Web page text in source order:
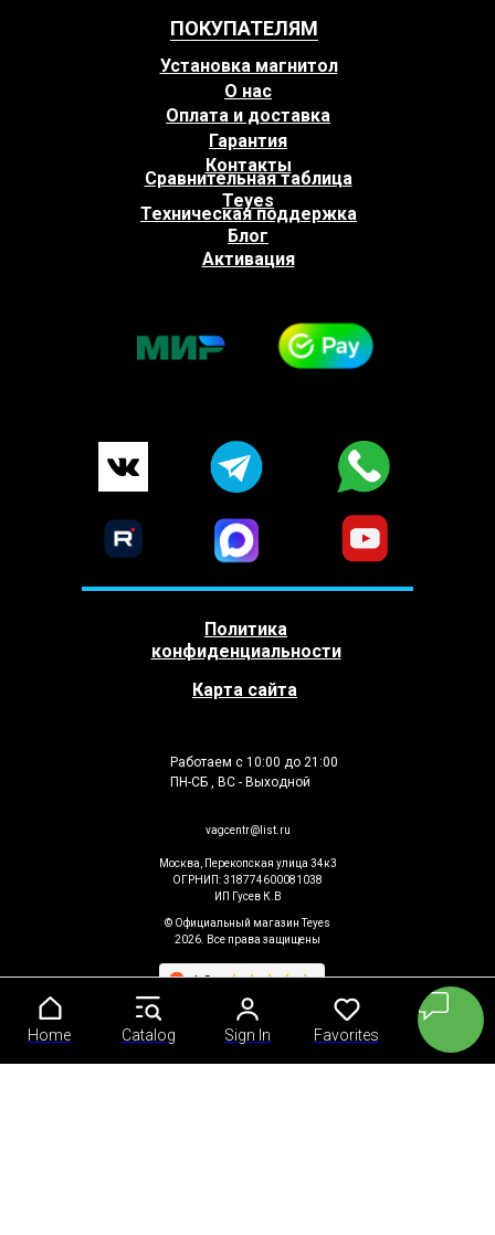
Home Catalog Sign In Favorites
Home Catalog Sign In Favorites
ПОКУПАТЕЛЯМ
Москва, Перекопская улица 34к3
ОГРНИП: 318774600081038
ИП Гусев К.В
vagcentr@list.ru
© Официальный магазин Teyes
2026. Все права защищены
Работаем с 10:00 до 21:00
ПН-СБ , ВС - Выходной
Политика
конфиденциальности
Карта сайта
Установка магнитол
Контакты
Сравнительная таблица
Teyes
Блог
Техническая поддержка
Активация
Оплата и доставка
О нас
Гарантия